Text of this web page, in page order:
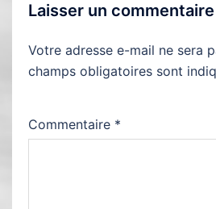
Laisser un commentaire
Votre adresse e-mail ne sera
champs obligatoires sont
Commentaire *